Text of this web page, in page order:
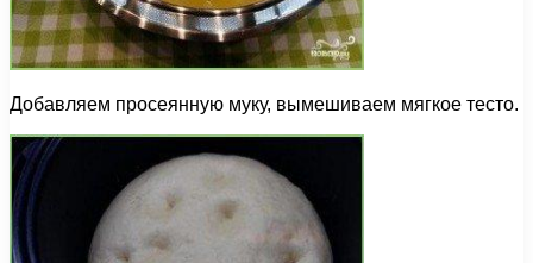
Добавляем просеянную муку, вымешиваем мягкое тесто.